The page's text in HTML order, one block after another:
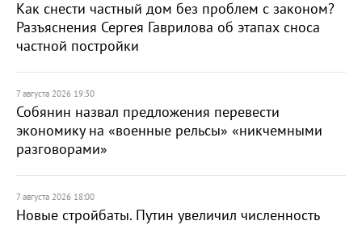
Как снести частный дом без проблем с законом?
Разъяснения Сергея Гаврилова об этапах сноса
частной постройки
7 августа 2026 19:30
Собянин назвал предложения перевести
экономику на «военные рельсы» «никчемными
разговорами»
7 августа 2026 18:00
Новые стройбаты. Путин увеличил численность